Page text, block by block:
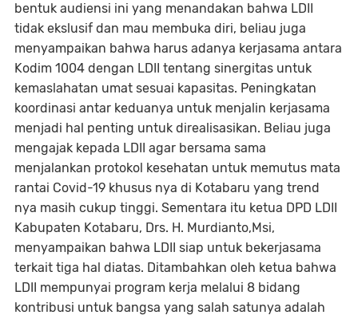
bentuk audiensi ini yang menandakan bahwa LDII
tidak ekslusif dan mau membuka diri, beliau juga
menyampaikan bahwa harus adanya kerjasama antara
Kodim 1004 dengan LDII tentang sinergitas untuk
kemaslahatan umat sesuai kapasitas. Peningkatan
koordinasi antar keduanya untuk menjalin kerjasama
menjadi hal penting untuk direalisasikan. Beliau juga
mengajak kepada LDII agar bersama sama
menjalankan protokol kesehatan untuk memutus mata
rantai Covid-19 khusus nya di Kotabaru yang trend
nya masih cukup tinggi. Sementara itu ketua DPD LDII
Kabupaten Kotabaru, Drs. H. Murdianto,Msi,
menyampaikan bahwa LDII siap untuk bekerjasama
terkait tiga hal diatas. Ditambahkan oleh ketua bahwa
LDII mempunyai program kerja melalui 8 bidang
kontribusi untuk bangsa yang salah satunya adalah